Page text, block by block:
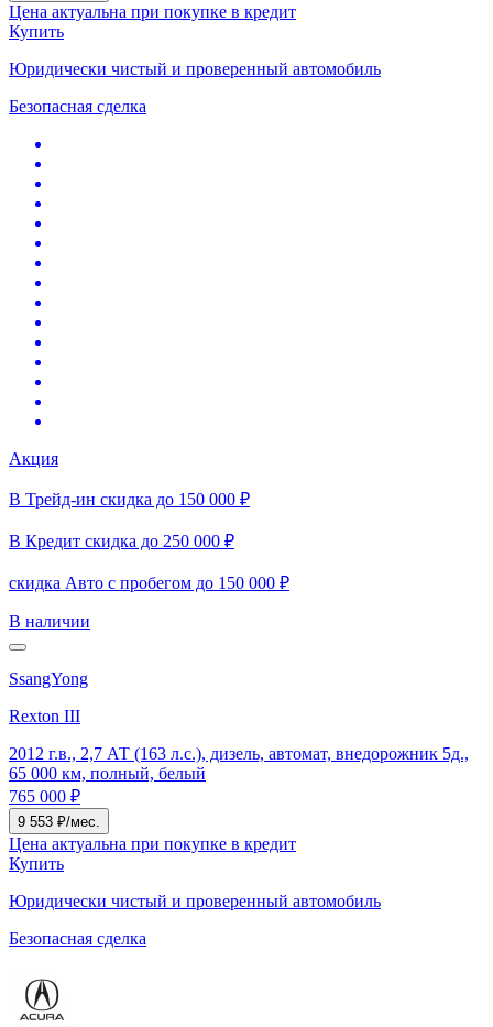
Цена актуальна при покупке в кредит
Купить
Юридически чистый и проверенный автомобиль
Безопасная сделка
Акция
В Трейд-ин скидка до 150 000 ₽
В Кредит скидка до 250 000 ₽
скидка Авто с пробегом до 150 000 ₽
В наличии
SsangYong
Rexton III
2012 г.в., 2,7 АТ (163 л.с.), дизель, автомат, внедорожник 5д.,
65 000 км, полный, белый
765 000 ₽
9 553 ₽/мес.
Цена актуальна при покупке в кредит
Купить
Юридически чистый и проверенный автомобиль
Безопасная сделка